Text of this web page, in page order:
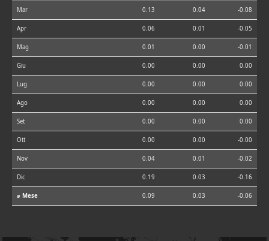
Mar 0.13 0.04 -0.08
Apr 0.06 0.01 -0.05
Mag 0.01 0.00 -0.01
Giu 0.00 0.00 0.00
Lug 0.00 0.00 0.00
Ago 0.00 0.00 0.00
Set 0.00 0.00 0.00
Ott 0.00 0.00 -0.00
Nov 0.04 0.01 -0.02
Dic 0.19 0.03 -0.16
⌀ Mese 0.09 0.03 -0.06